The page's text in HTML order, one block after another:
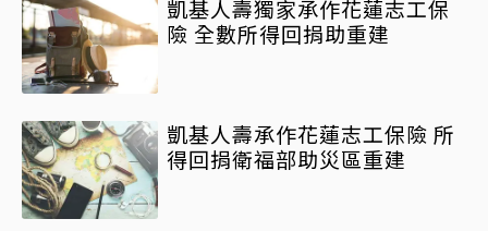
凱基人壽獨家承作花蓮志工保
險 全數所得回捐助重建
凱基人壽承作花蓮志工保險 所
得回捐衛福部助災區重建